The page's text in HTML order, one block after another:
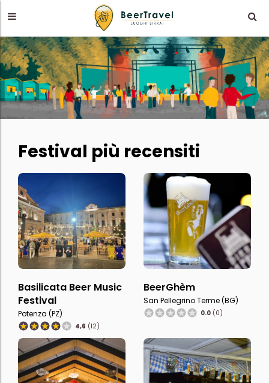
Festival più recensiti
Basilicata Beer Music
Festival
Potenza (PZ)
4,6 (12)
BeerGhèm
San Pellegrino Terme (BG)
0.0 (0)